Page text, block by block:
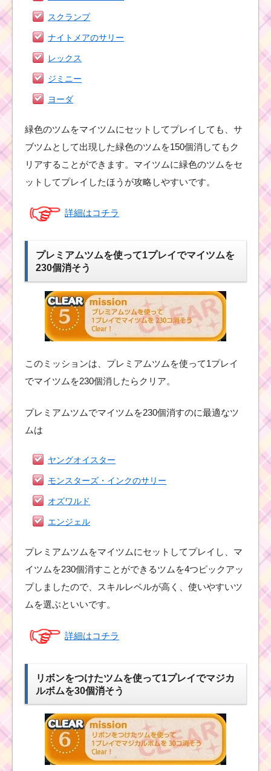
スクランプ
ナイトメアのサリー
レックス
ジミニー
ヨーダ
緑色のツムをマイツムにセットしてプレイしても、サ
ブツムとして出現した緑色のツムを150個消してもク
リアすることができます。マイツムに緑色のツムをセ
ットしてプレイしたほうが攻略しやすいです。
詳細はコチラ
プレミアムツムを使って1プレイでマイツムを
230個消そう
このミッションは、プレミアムツムを使って1プレイ
でマイツムを230個消したらクリア。
プレミアムツムでマイツムを230個消すのに最適なツ
ムは
ヤングオイスター
モンスターズ・インクのサリー
オズワルド
エンジェル
プレミアムツムをマイツムにセットしてプレイし、マ
イツムを230個消すことができるツムを4つピックアッ
プしましたので、スキルレベルが高く、使いやすいツ
ムを選ぶといいです。
詳細はコチラ
リボンをつけたツムを使って1プレイでマジカ
ルボムを30個消そう